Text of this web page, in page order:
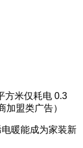
方米仅耗电 0.3
加盟类广告）
暖能成为家装新